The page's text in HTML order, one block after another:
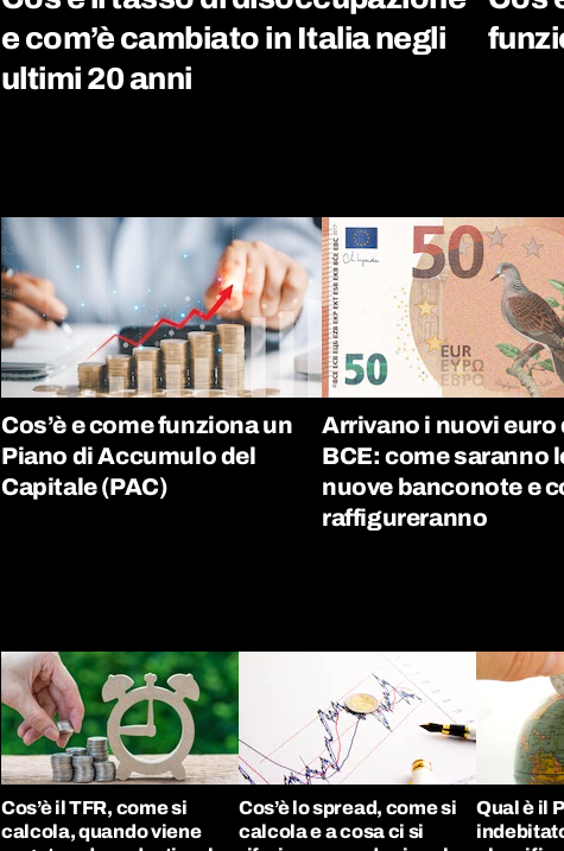
e com’è cambiato in Italia negli
ultimi 20 anni
Cos’è e come funziona un
Piano di Accumulo del
Capitale (PAC)
Arrivano i nuovi euro
BCE: come saranno
nuove banconote e
raffigureranno
Cos’è il TFR, come si
calcola, quando viene
Cos’è lo spread, come si
calcola e a cosa ci si
Qual è il